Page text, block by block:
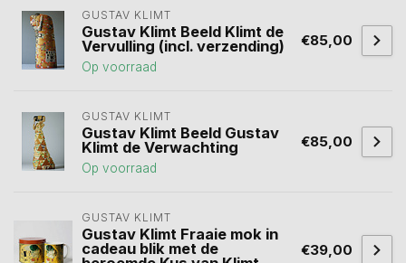
GUSTAV KLIMT
Gustav Klimt Beeld Klimt de
Vervulling (incl. verzending)
Op voorraad
€85,00
GUSTAV KLIMT
Gustav Klimt Beeld Gustav
Klimt de Verwachting
Op voorraad
€85,00
GUSTAV KLIMT
Gustav Klimt Fraaie mok in
cadeau blik met de
€39,00